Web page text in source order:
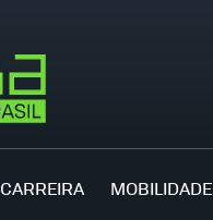
CARREIRA MOBILIDADE